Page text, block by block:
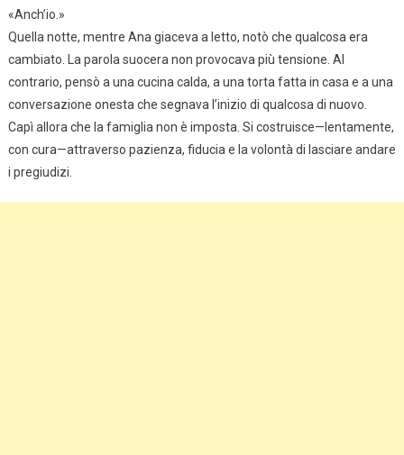
«Anch’io.»
Quella notte, mentre Ana giaceva a letto, notò che qualcosa era
cambiato. La parola suocera non provocava più tensione. Al
contrario, pensò a una cucina calda, a una torta fatta in casa e a una
conversazione onesta che segnava l’inizio di qualcosa di nuovo.
Capì allora che la famiglia non è imposta. Si costruisce—lentamente,
con cura—attraverso pazienza, fiducia e la volontà di lasciare andare
i pregiudizi.